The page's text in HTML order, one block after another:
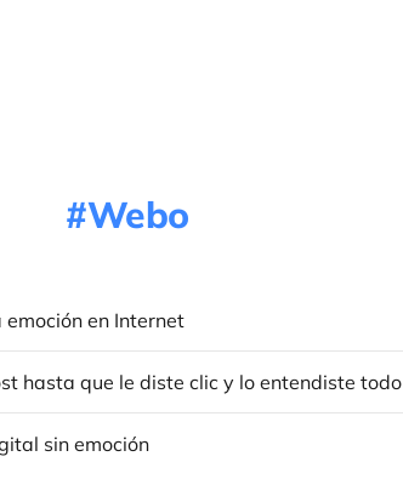
Webo
emoción en Internet
hasta que le diste clic y lo entendiste todo
sin emoción